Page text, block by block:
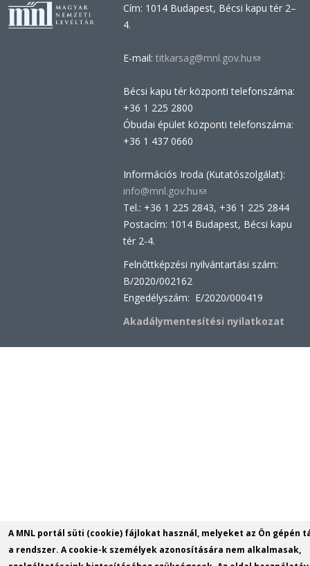
Cím: 1014 Budapest, Bécsi kapu tér 2–
4.
E-mail: titkarsag@mnl.gov.hu(link
e-
Bécsi kapu tér központi telefonszáma:
+36 1 225 2800
Óbudai épület központi telefonszáma:
+36 1 437 0660
Információs Iroda (Kutatószolgálat):
info@mnl.gov.hu(link
sends
e-
Tel.: +36 1 225 2843, +36 1 225 2844
Postacím: 1014 Budapest, Bécsi kapu
tér 2-4.
Felnőttképzési nyilvántartási szám:
B/2020/002162
Engedélyszám: E/2020/000419
Akadálymentesítési nyilatkozat
A MNL portál süti (cookie) fájlokat használ, melyeket az Ön gépén
a rendszer. A cookie-k személyek azonosítására nem alkalmasak,